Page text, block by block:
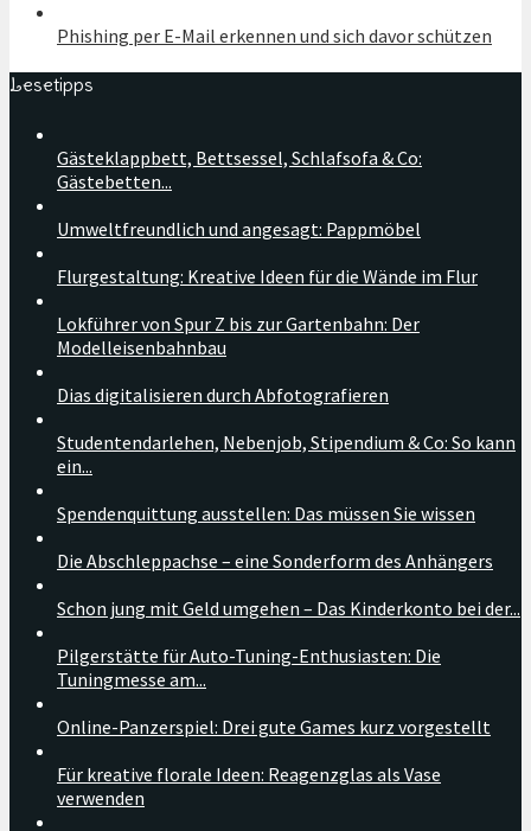
Phishing per E-Mail erkennen und sich davor schützen
Lesetipps
Gästeklappbett, Bettsessel, Schlafsofa & Co:
Gästebetten...
Umweltfreundlich und angesagt: Pappmöbel
Flurgestaltung: Kreative Ideen für die Wände im Flur
Lokführer von Spur Z bis zur Gartenbahn: Der
Modelleisenbahnbau
Dias digitalisieren durch Abfotografieren
Studentendarlehen, Nebenjob, Stipendium & Co: So kann
ein...
Spendenquittung ausstellen: Das müssen Sie wissen
Die Abschleppachse – eine Sonderform des Anhängers
Schon jung mit Geld umgehen – Das Kinderkonto bei der...
Pilgerstätte für Auto-Tuning-Enthusiasten: Die
Tuningmesse am...
Online-Panzerspiel: Drei gute Games kurz vorgestellt
Für kreative florale Ideen: Reagenzglas als Vase
verwenden